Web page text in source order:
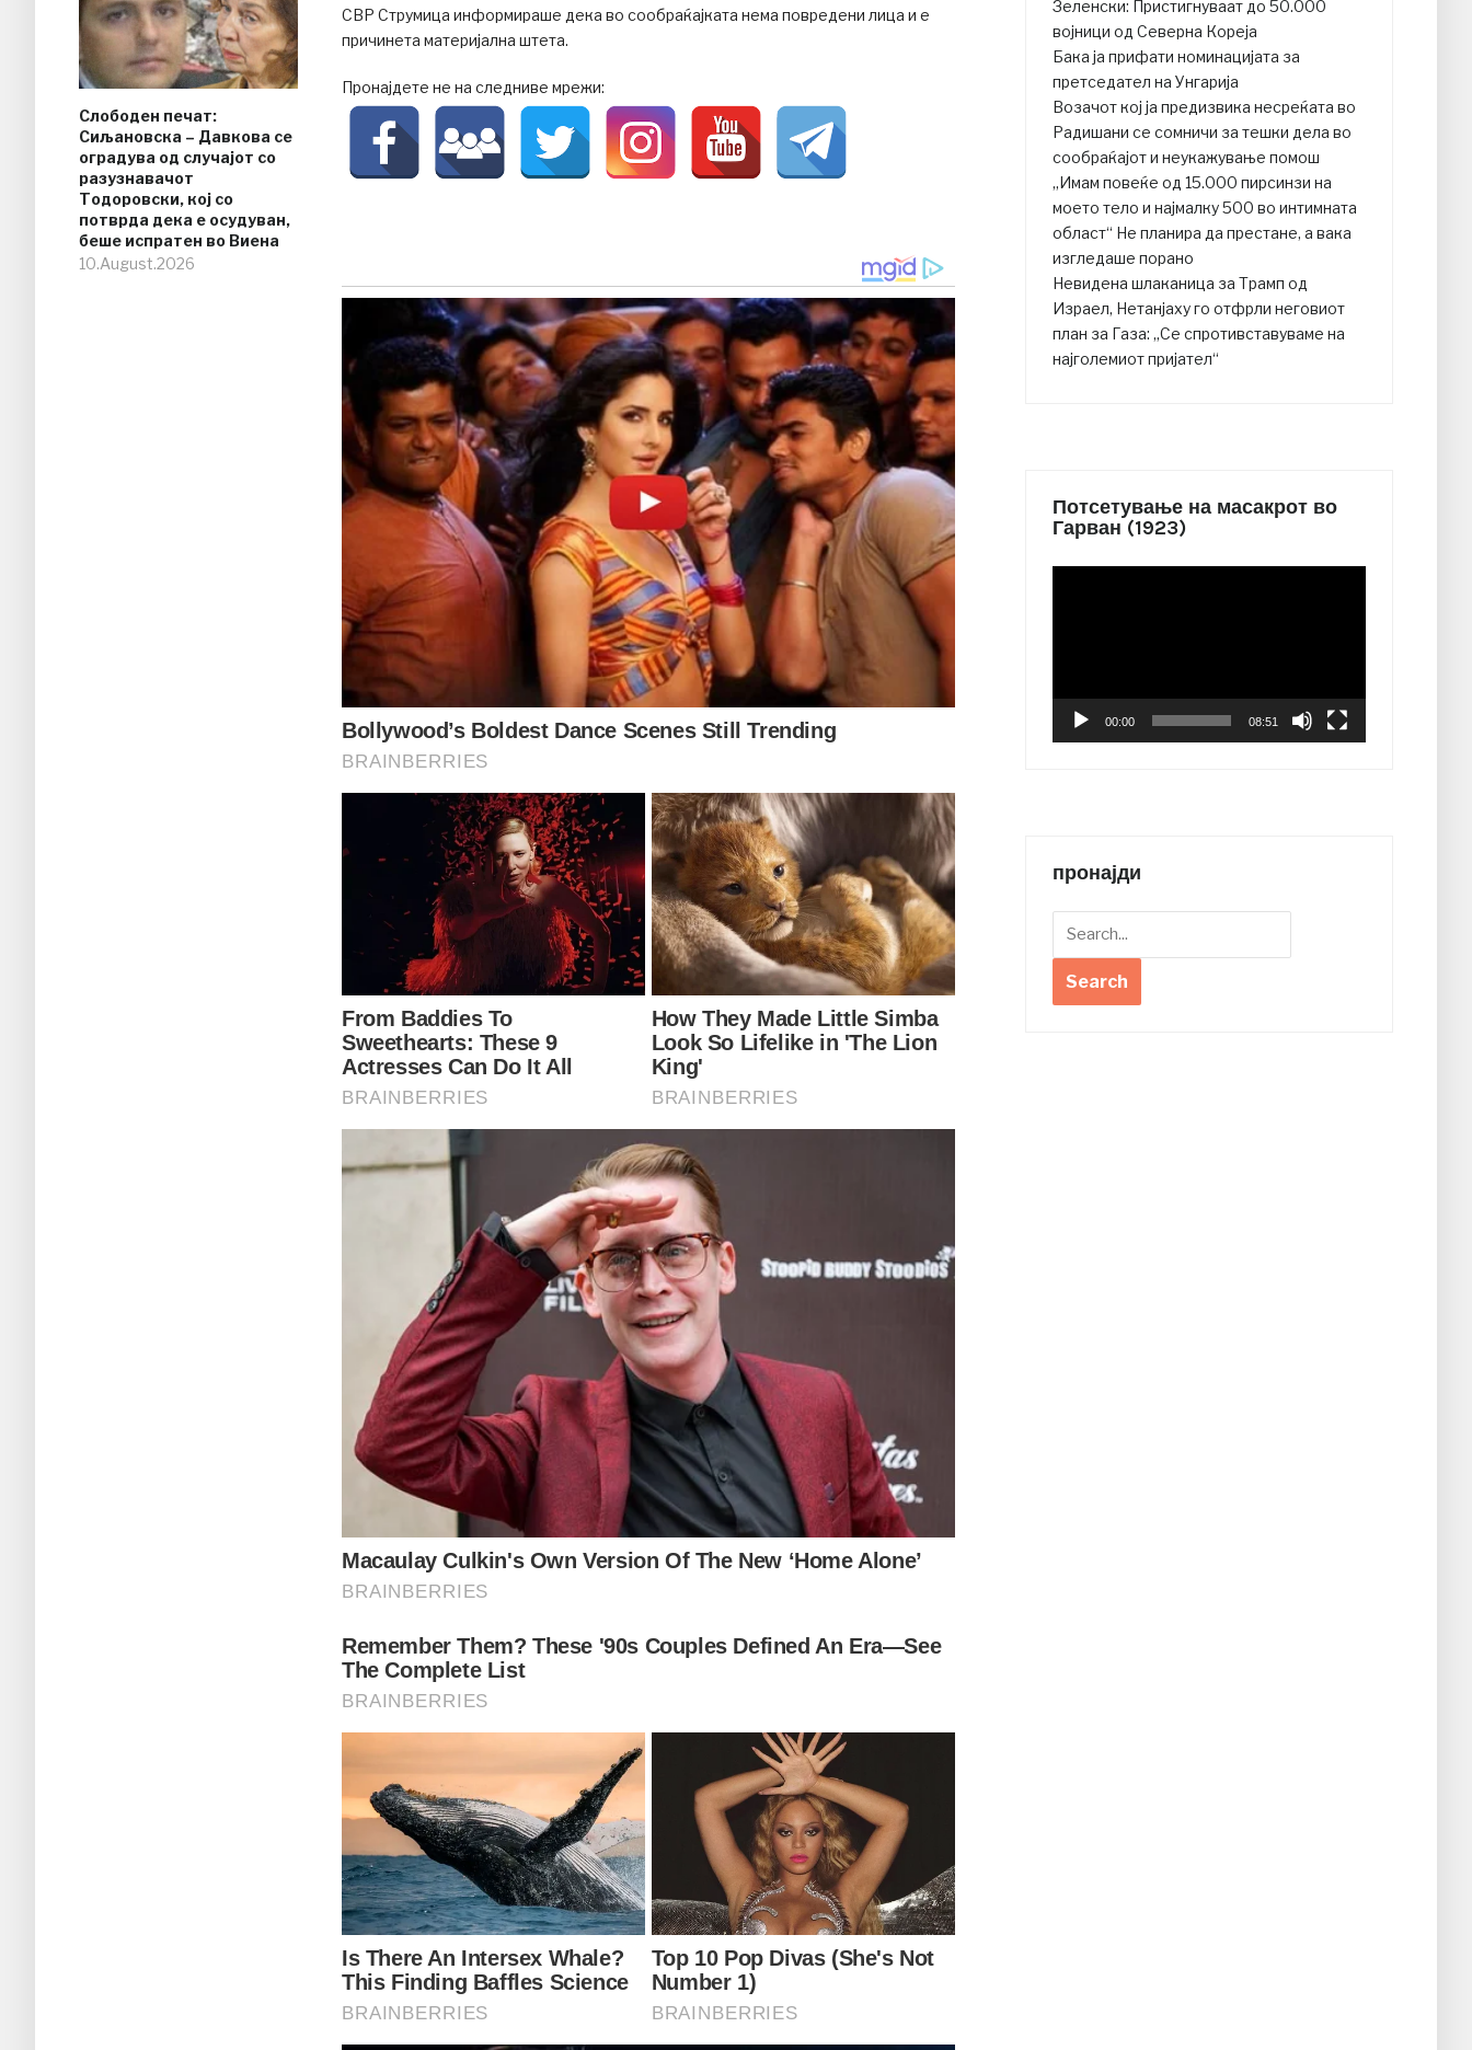
Слободен печат:
Сиљановска – Давкова се
оградува од случајот со
разузнавачот
Тодоровски, кој со
потврда дека е осудуван,
беше испратен во Виена
10.August.2026
СВР Струмица информираше дека во сообраќајката нема повредени лица и е
причинета материјална штета.
Пронајдете не на следниве мрежи:
Зеленски: Пристигнуваат до 50.000
војници од Северна Кореја
Бака ја прифати номинацијата за
претседател на Унгарија
Возачот кој ја предизвика несреќата во
Радишани се сомничи за тешки дела во
сообраќајот и неукажување помош
„Имам повеќе од 15.000 пирсинзи на
моето тело и најмалку 500 во интимната
област“ Не планира да престане, а вака
изгледаше порано
Невидена шлаканица за Трамп од
Израел, Нетанјаху го отфрли неговиот
план за Газа: „Се спротивставуваме на
најголемиот пријател“
Потсетување на масакрот во
Гарван (1923)
00:00 08:51
пронајди